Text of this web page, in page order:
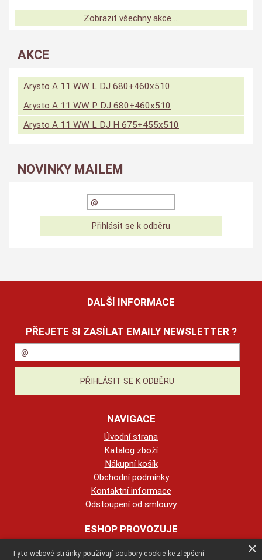
Zobrazit všechny akce ...
AKCE
Arysto A 11 WW L DJ 680+460x510
Arysto A 11 WW P DJ 680+460x510
Arysto A 11 WW L DJ H 675+455x510
NOVINKY MAILEM
DALŠÍ INFORMACE
PŘEJETE SI ZASÍLAT EMAILY NEWSLETTER ?
NAVIGACE
Úvodní strana
Katalog zboží
Nákupní košík
Obchodní podmínky
Kontaktní informace
Odstoupení od smlouvy
ESHOP PROVOZUJE
×
Tyto webové stránky používají soubory cookie ke zlepšení